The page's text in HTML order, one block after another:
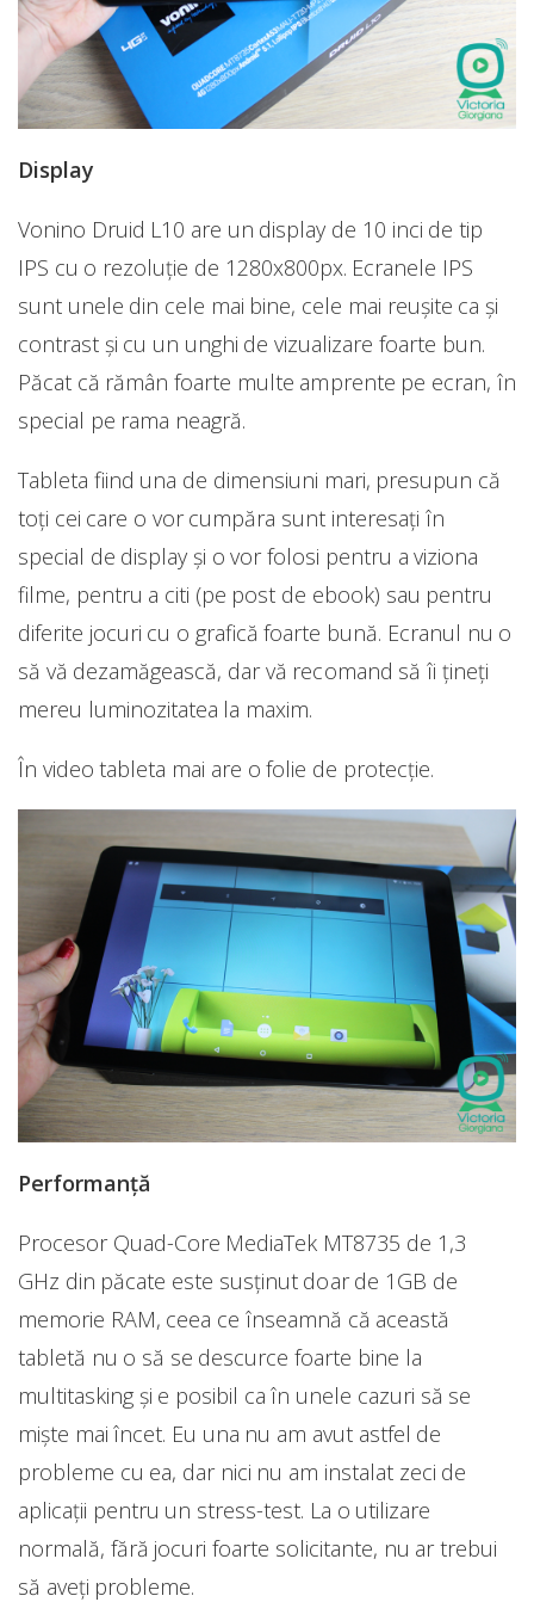
Display
Vonino Druid L10 are un display de 10 inci de tip
IPS cu o rezoluție de 1280x800px. Ecranele IPS
sunt unele din cele mai bine, cele mai reușite ca și
contrast și cu un unghi de vizualizare foarte bun.
Păcat că rămân foarte multe amprente pe ecran, în
special pe rama neagră.
Tableta fiind una de dimensiuni mari, presupun că
toți cei care o vor cumpăra sunt interesați în
special de display și o vor folosi pentru a viziona
filme, pentru a citi (pe post de ebook) sau pentru
diferite jocuri cu o grafică foarte bună. Ecranul nu o
să vă dezamăgească, dar vă recomand să îi țineți
mereu luminozitatea la maxim.
În video tableta mai are o folie de protecție.
Performanță
Procesor Quad-Core MediaTek MT8735 de 1,3
GHz din păcate este susținut doar de 1GB de
memorie RAM, ceea ce înseamnă că această
tabletă nu o să se descurce foarte bine la
multitasking și e posibil ca în unele cazuri să se
miște mai încet. Eu una nu am avut astfel de
probleme cu ea, dar nici nu am instalat zeci de
aplicații pentru un stress-test. La o utilizare
normală, fără jocuri foarte solicitante, nu ar trebui
să aveți probleme.